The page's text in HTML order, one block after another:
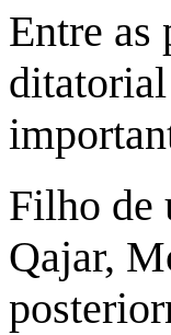
Entre as
ditatorial
Filho de
Qajar,